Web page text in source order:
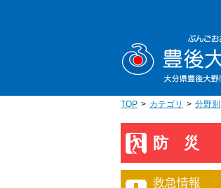
移
TOP カテゴリ 分野別
防災
救急情報